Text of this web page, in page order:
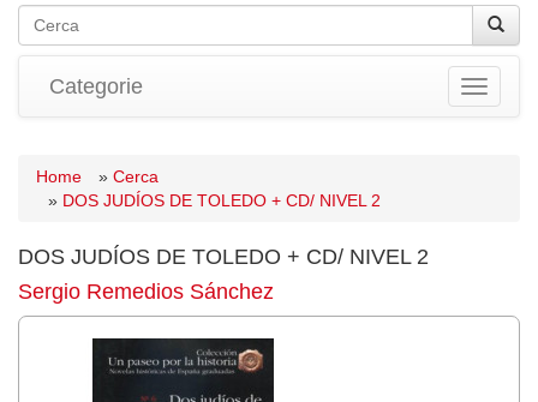
Toggle
Categorie
Home » Cerca
» DOS JUDÍOS DE TOLEDO + CD/ NIVEL 2
DOS JUDÍOS DE TOLEDO + CD/ NIVEL 2
Sergio Remedios Sánchez